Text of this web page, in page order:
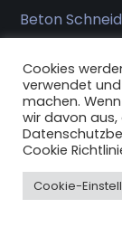
Beton
Kontakt
Mo - Fr:
Cookies
verwendet
machen.
wir davon aus,
Cookie
Cookie-